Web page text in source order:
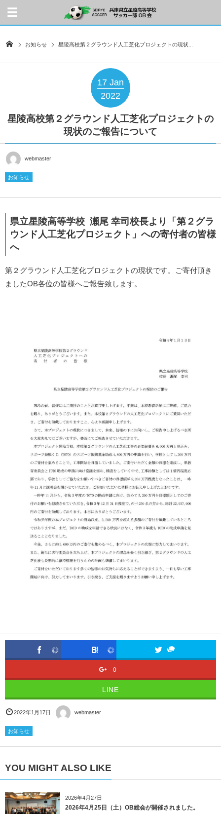
お知らせ 星陵高校第２グラウンド人工芝化プロジェクトの現状...
17 Jan
2022
星陵高校第２グラウンド人工芝化プロジェクトの
現状のご報告について
webmaster
お知らせ
県立星陵高等学校 瀬尾 幸司校長より「第２グラ
ウンド人工芝化プロジェクト」への寄付者の皆様
へ
第２グラウンド人工芝化プロジェクトの現状です。ご寄付頂き
ましたOB各位の皆様へご報告致します。
0
LINE
2022年1月17日 webmaster
お知らせ
YOU MIGHT ALSO LIKE
2026年4月27日
2026年4月25日（土）OB総会が開催されました。